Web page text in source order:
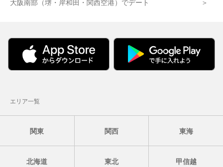
大阪南部（堺・岸和田・関西空港）でデート
エリア一覧
関東 関西 東海
北海道 東北 甲信越